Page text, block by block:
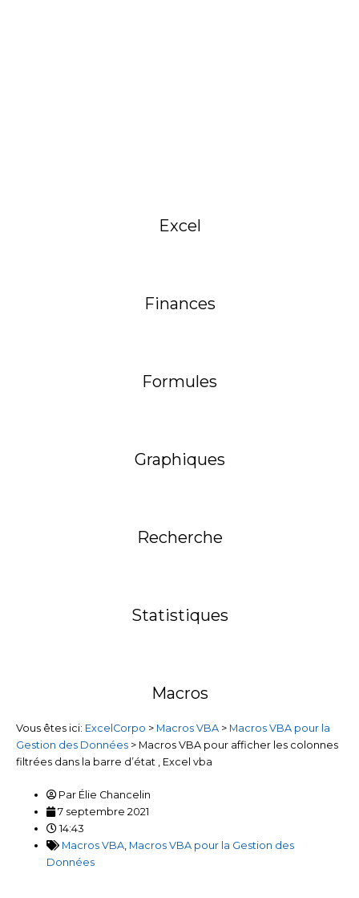
Excel
Finances
Formules
Graphiques
Recherche
Statistiques
Macros
Vous êtes ici: ExcelCorpo > Macros VBA > Macros VBA pour la
Gestion des Données > Macros VBA pour afficher les colonnes
filtrées dans la barre d’état , Excel vba
Par Élie Chancelin
7 septembre 2021
14:43
Macros VBA, Macros VBA pour la Gestion des
Données